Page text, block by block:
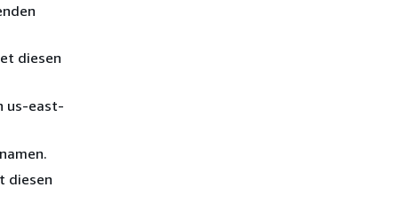
diesen
us-east-
diesen